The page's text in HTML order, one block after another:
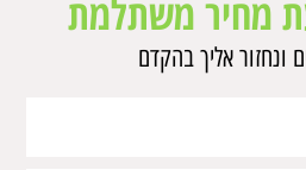
מחיר משתלמת
אליך בהקדם